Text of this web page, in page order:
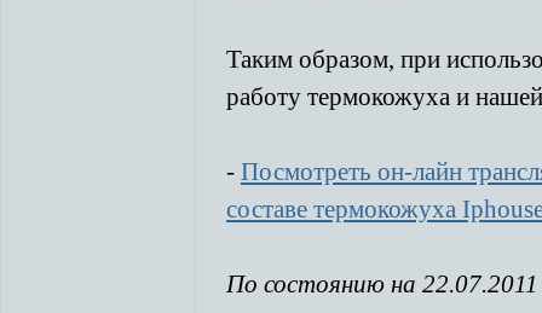
Таким образом, при
работу термокожуха и
- Посмотреть он-лайн
составе термокожуха
По состоянию на 22.07.2011